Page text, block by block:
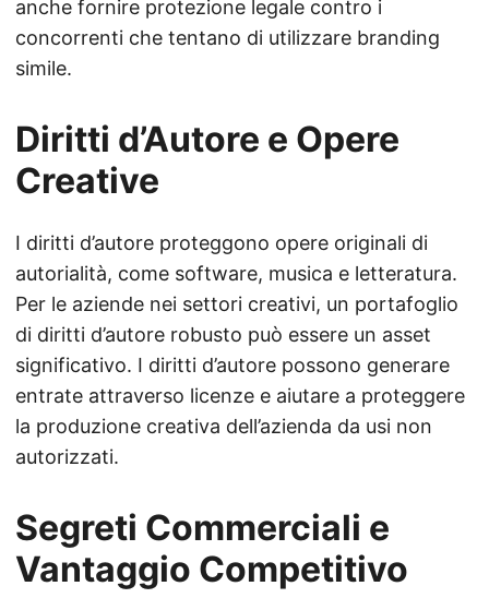
anche fornire protezione legale contro i
concorrenti che tentano di utilizzare branding
simile.
Diritti d’Autore e Opere
Creative
I diritti d’autore proteggono opere originali di
autorialità, come software, musica e letteratura.
Per le aziende nei settori creativi, un portafoglio
di diritti d’autore robusto può essere un asset
significativo. I diritti d’autore possono generare
entrate attraverso licenze e aiutare a proteggere
la produzione creativa dell’azienda da usi non
autorizzati.
Segreti Commerciali e
Vantaggio Competitivo